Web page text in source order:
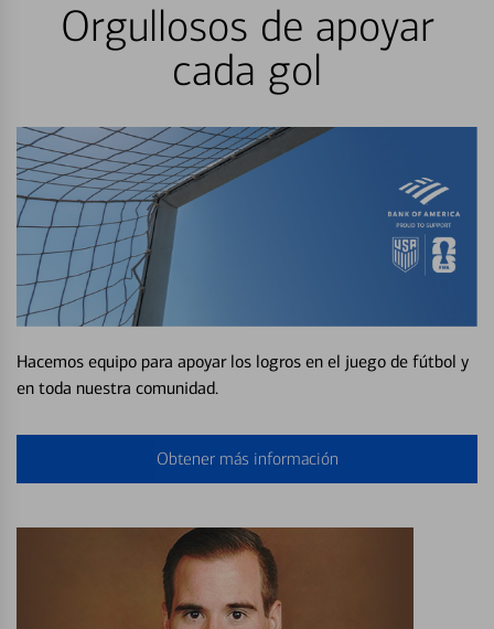
Orgullosos de apoyar
cada gol
Hacemos equipo para apoyar los logros en el juego de fútbol y
en toda nuestra comunidad.
Obtener más información